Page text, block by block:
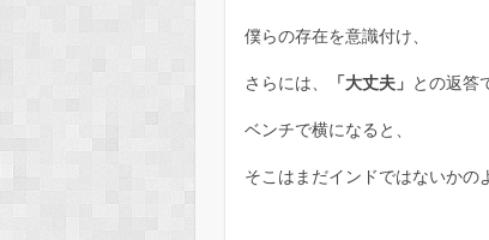
僕らの存在を意識付け、
さらには、 「大丈夫」 との返答
ベンチで横になると、
そこはまだインドではないかの